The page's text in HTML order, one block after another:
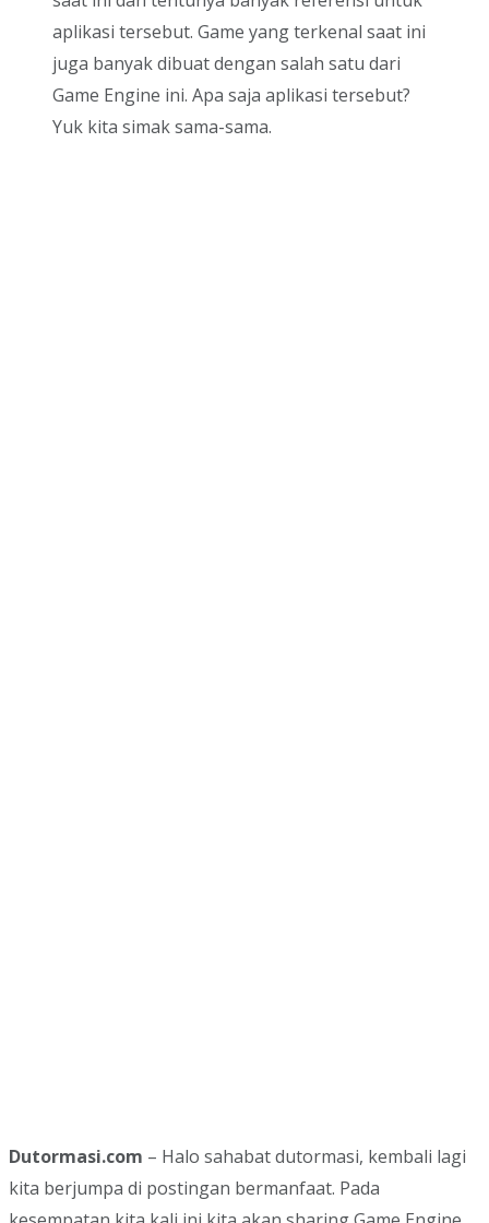
aplikasi tersebut. Game yang terkenal saat ini
juga banyak dibuat dengan salah satu dari
Game Engine ini. Apa saja aplikasi tersebut?
Yuk kita simak sama-sama.
Dutormasi.com – Halo sahabat dutormasi, kembali lagi
kita berjumpa di postingan bermanfaat. Pada